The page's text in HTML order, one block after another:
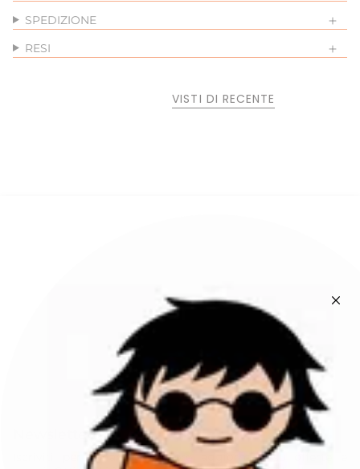
SPEDIZIONE
RESI
VISTI DI RECENTE
Newsletter
Iscriviti per rimanere sempre aggiornato su offerte e